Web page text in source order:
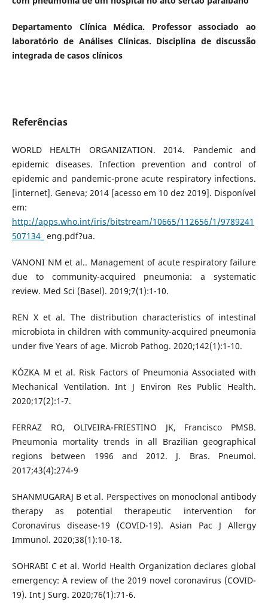
Departamento Clínica Médica. Professor associado ao
laboratório de Análises Clínicas. Disciplina de discussão
integrada de casos clínicos
Referências
WORLD HEALTH ORGANIZATION. 2014. Pandemic and
epidemic diseases. Infection prevention and control of
epidemic and pandemic-prone acute respiratory infections.
[internet]. Geneva; 2014 [acesso em 10 dez 2019]. Disponível
em:
http://apps.who.int/iris/bitstream/10665/112656/1/9789241
507134_ eng.pdf?ua.
VANONI NM et al.. Management of acute respiratory failure
due to community-acquired pneumonia: a systematic
review. Med Sci (Basel). 2019;7(1):1-10.
REN X et al. The distribution characteristics of intestinal
microbiota in children with community-acquired pneumonia
under five Years of age. Microb Pathog. 2020;142(1):1-10.
KÓZKA M et al. Risk Factors of Pneumonia Associated with
Mechanical Ventilation. Int J Environ Res Public Health.
2020;17(2):1-7.
FERRAZ RO, OLIVEIRA-FRIESTINO JK, Francisco PMSB.
Pneumonia mortality trends in all Brazilian geographical
regions between 1996 and 2012. J. Bras. Pneumol.
2017;43(4):274-9
SHANMUGARAJ B et al. Perspectives on monoclonal antibody
therapy as potential therapeutic intervention for
Coronavirus disease-19 (COVID-19). Asian Pac J Allergy
Immunol. 2020;38(1):10-18.
SOHRABI C et al. World Health Organization declares global
emergency: A review of the 2019 novel coronavirus (COVID-
19). Int J Surg. 2020;76(1):71-6.